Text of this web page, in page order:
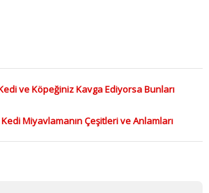
ve Köpeğiniz Kavga Ediyorsa Bunları
Kedi Miyavlamanın Çeşitleri ve Anlamları